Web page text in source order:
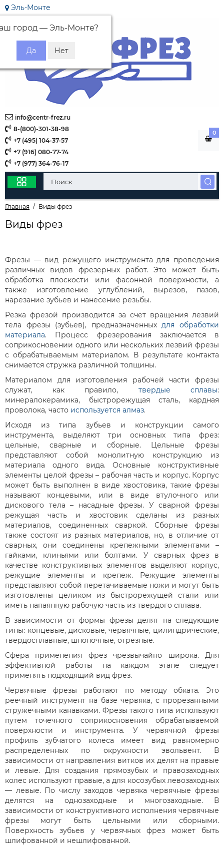
Эль-Монте
город — Эль-Монте?
info@centr-frez.ru
8-(800)-301-38-98
+7 (495) 104-37-57
+7 (916) 080-77-74
+7 (977) 364-76-17
0
Главная Виды фрез
Виды фрез
Фрезы — вид режущего инструмента для проведения
различных видов фрезерных работ. Это может быть
обработка плоскости или фасонной поверхности, а
также изготовление углублений, вырезов, пазов,
нарезание зубьев и нанесение резьбы.
Резка фрезой производится за счет вращения лезвий
тела фрезы (зубьев), предназначенныхдля обработки
материала. Процесс фрезерования заключается в
соприкосновении одного или нескольких лезвий фрезы
с обрабатываемым материалом. В результате контакта
снимается стружка различной толщины.
Материалом для изготовления рабочей части фрезы
служат, как правило, твердые сплавы:
минералокерамика, быстрорежущая сталь, кардная
проволока, часто используется алмаз.
Исходя из типа зубьев и конструкции самого
инструмента, выделяют три основных типа фрез:
цельные, сварные и сборные. Цельные фрезы
представляют собой монолитную конструкцию из
материала одного вида. Основные конструктивные
элементы целой фрезы – рабочая часть и корпус. Корпус
может быть выполнен в виде хвостовика, такие фрезы
называют концевыми, или в виде втулочного или
дискового тела – насадные фрезы. У сварной фрезы
режущая часть и хвостовик сделаны из разных
материалов, соединенных сваркой. Сборные фрезы
также состоят из разных материалов, но, в отличие от
сварных, они соединены крепежными элементами –
гайками, клиньями или болтами. У сварных фрез в
качестве конструктивных элементов выделяют корпус,
режущие элементы и крепеж. Режущие элементы
представляют собой перетачиваемые ножи и могут быть
изготовлены целиком из быстрорежущей стали или
иметь напаянную рабочую часть из твердого сплава.
В зависимости от формы фрезы делят на следующие
типы: концевые, дисковые, червячные, цилиндрические,
твердосплавные, шпоночные, отрезные.
Сфера применения фрез чрезвычайно широка. Для
эффективной работы на каждом этапе следует
применять подходящий вид фрез.
Червячные фрезы работают по методу обката. Это
реечный инструмент на базе червяка, с прорезанными
стружечными канавками. Фрезы такого типа используют
путем точечного соприкосновения обрабатываемой
поверхности и инструмента. У червячной фрезы
профиль зубчатого колеса имеет вид равномерно
распределенных по окружности эвольвент. В
зависимости от направления витков их делят на правые
и левые. Для создания прямозубых и правозаходных
колес используют правые, а для косозубых левозаходных
— левые. По числу заходов червяка червячные фрезы
делятся на однозаходные и многозаходные. В
зависимости от конструктивного исполнения червячные
фрезы могут быть цельными или сборными.
Поверхность зубьев у червячных фрез может быть
шлифованной и нешлифованной.